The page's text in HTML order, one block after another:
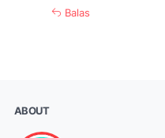
Balas
ABOUT